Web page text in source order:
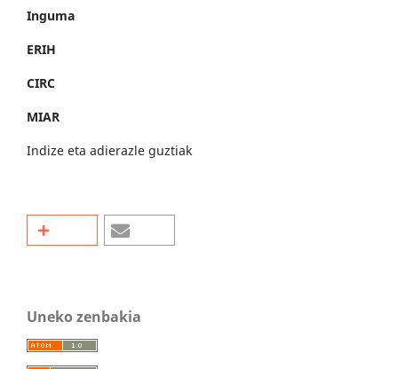
Inguma
ERIH
CIRC
MIAR
Indize eta adierazle guztiak
Uneko zenbakia